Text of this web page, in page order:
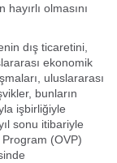
olmasını
dış ticaretini,
ekonomik
uluslararası
bunların
işbirliğiyle
sonu itibariyle
(OVP)